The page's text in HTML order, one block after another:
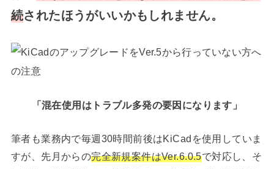
続されたほうがいいかもしれません。
「混在使用はトラブル多発の要因になります」
筆者も業務内で毎週30時間前後はKiCadを使用していま
すが、先月からの完全新規案件はVer.6.0.5で対応し、そ